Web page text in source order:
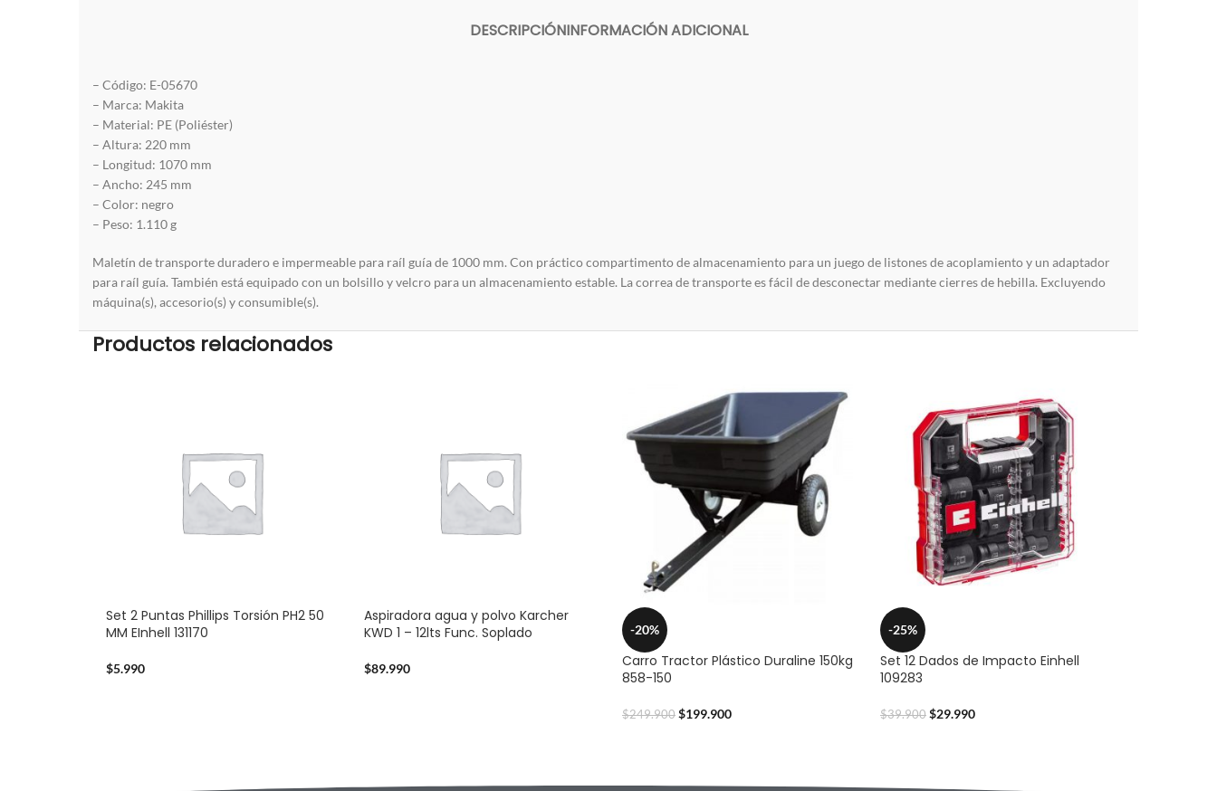
DESCRIPCIÓNINFORMACIÓN ADICIONAL
– Código: E-05670
– Marca: Makita
– Material: PE (Poliéster)
– Altura: 220 mm
– Longitud: 1070 mm
– Ancho: 245 mm
– Color: negro
– Peso: 1.110 g
Maletín de transporte duradero e impermeable para raíl guía de 1000 mm. Con práctico compartimento de almacenamiento para un juego de listones de acoplamiento y un adaptador
para raíl guía. También está equipado con un bolsillo y velcro para un almacenamiento estable. La correa de transporte es fácil de desconectar mediante cierres de hebilla. Excluyendo
máquina(s), accesorio(s) y consumible(s).
Productos relacionados
Set 2 Puntas Phillips Torsión PH2 50
MM EInhell 131170
$5.990
Aspiradora agua y polvo Karcher
KWD 1 – 12lts Func. Soplado
$89.990
-20%
Carro Tractor Plástico Duraline 150kg
858-150
$249.900 $199.900
-25%
Set 12 Dados de Impacto Einhell
109283
$39.900 $29.990